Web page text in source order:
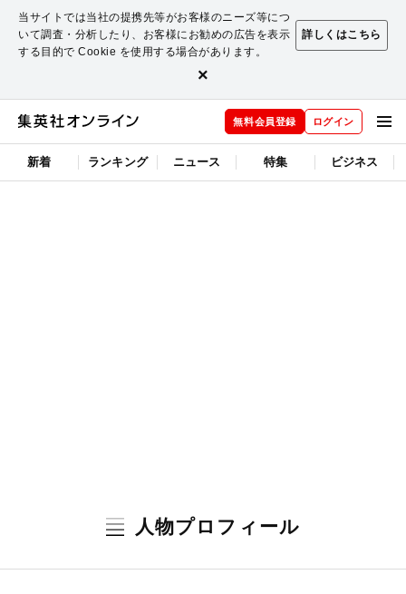
当サイトでは当社の提携先等がお客様のニーズ等につ
いて調査・分析したり、お客様にお勧めの広告を表示
する目的で Cookie を使用する場合があります。
詳しくはこちら
×
無料会員登録 ログイン
新着 ランキング ニュース 特集 ビジネス
人物プロフィール